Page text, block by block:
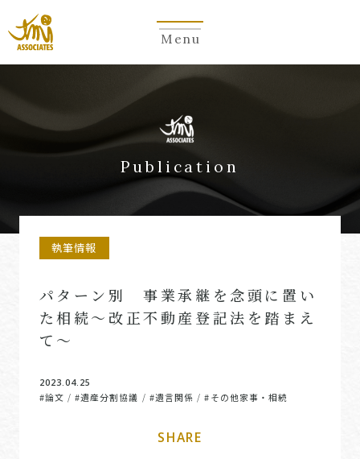
Menu
Publication
執筆情報
パターン別 事業承継を念頭に置い
た相続～改正不動産登記法を踏まえ
て～
2023.04.25
#論文 / #遺産分割協議 / #遺言関係 /#その他家事・相続
SHARE